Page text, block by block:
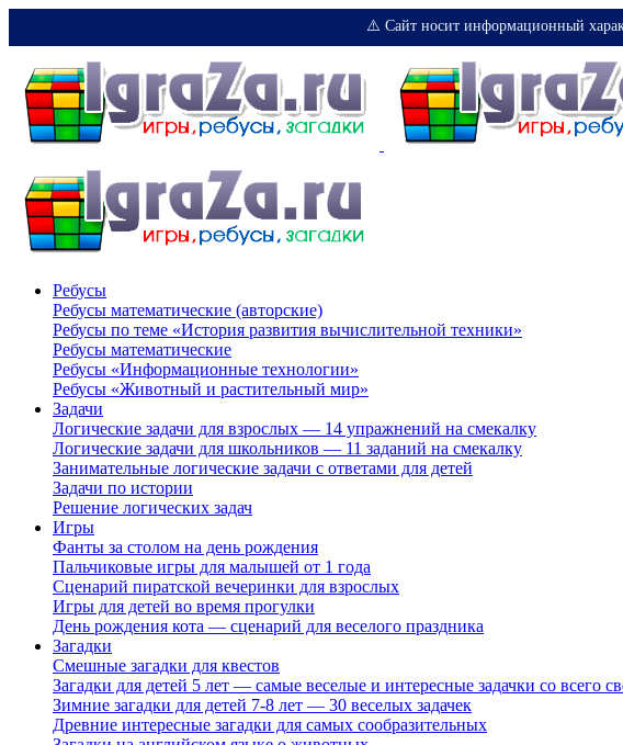
⚠️ Сайт носит информационный
Ребусы
Ребусы математические (авторские)
Ребусы по теме «История развития вычислительной техники»
Ребусы математические
Ребусы «Информационные технологии»
Ребусы «Животный и растительный мир»
Задачи
Логические задачи для взрослых — 14 упражнений на смекалку
Логические задачи для школьников — 11 заданий на смекалку
Занимательные логические задачи с ответами для детей
Задачи по истории
Решение логических задач
Игры
Фанты за столом на день рождения
Пальчиковые игры для малышей от 1 года
Сценарий пиратской вечеринки для взрослых
Игры для детей во время прогулки
День рождения кота — сценарий для веселого праздника
Загадки
Смешные загадки для квестов
Загадки для детей 5 лет — самые веселые и интересные задачки со всего
Зимние загадки для детей 7-8 лет — 30 веселых задачек
Древние интересные загадки для самых сообразительных